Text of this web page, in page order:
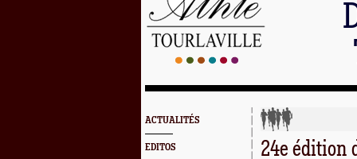
ACTUALITÉS
EDITOS
24e édition